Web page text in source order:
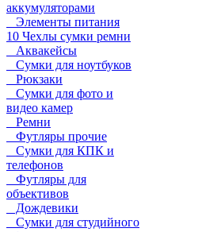
аккумуляторами
Элементы питания
10 Чехлы сумки ремни
Аквакейсы
Сумки для ноутбуков
Рюкзаки
Сумки для фото и
видео камер
Ремни
Футляры прочие
Сумки для КПК и
телефонов
Футляры для
объективов
Дождевики
Сумки для студийного